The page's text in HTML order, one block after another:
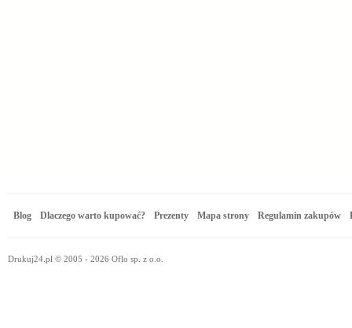
Blog Dlaczego warto kupować? Prezenty Mapa strony Regulamin zakupów
Drukuj24.pl © 2005 - 2026 Oflo sp. z o.o.